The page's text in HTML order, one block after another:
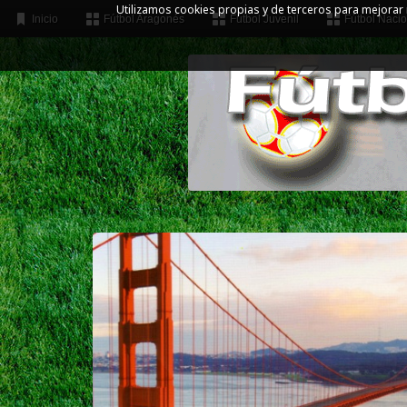
Utilizamos cookies propias y de terceros para
Inicio Fútbol Aragonés Fútbol Juvenil Fútbol